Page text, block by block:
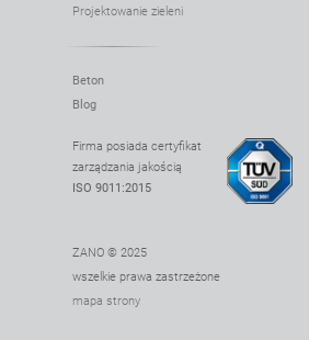
Projektowanie zieleni
Beton
Blog
Firma posiada certyfikat
zarządzania jakością
ISO 9011:2015
ZANO © 2025
wszelkie prawa zastrzeżone
mapa strony